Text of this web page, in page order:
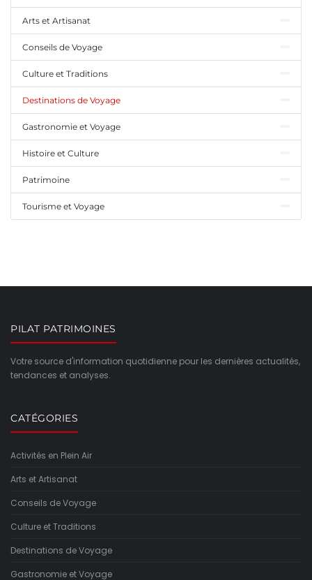
Arts et Artisanat
Conseils de Voyage
Culture et Traditions
Destinations de Voyage
Gastronomie et Voyage
Histoire et Culture
Patrimoine
Tourisme et Voyage
PILAT PATRIMOINES
Votre source d'information quotidienne pour les dernières actualités,
tendances et analyses.
CATÉGORIES
Activités en Plein Air
Arts et Artisanat
Conseils de Voyage
Culture et Traditions
Destinations de Voyage
Gastronomie et Voyage